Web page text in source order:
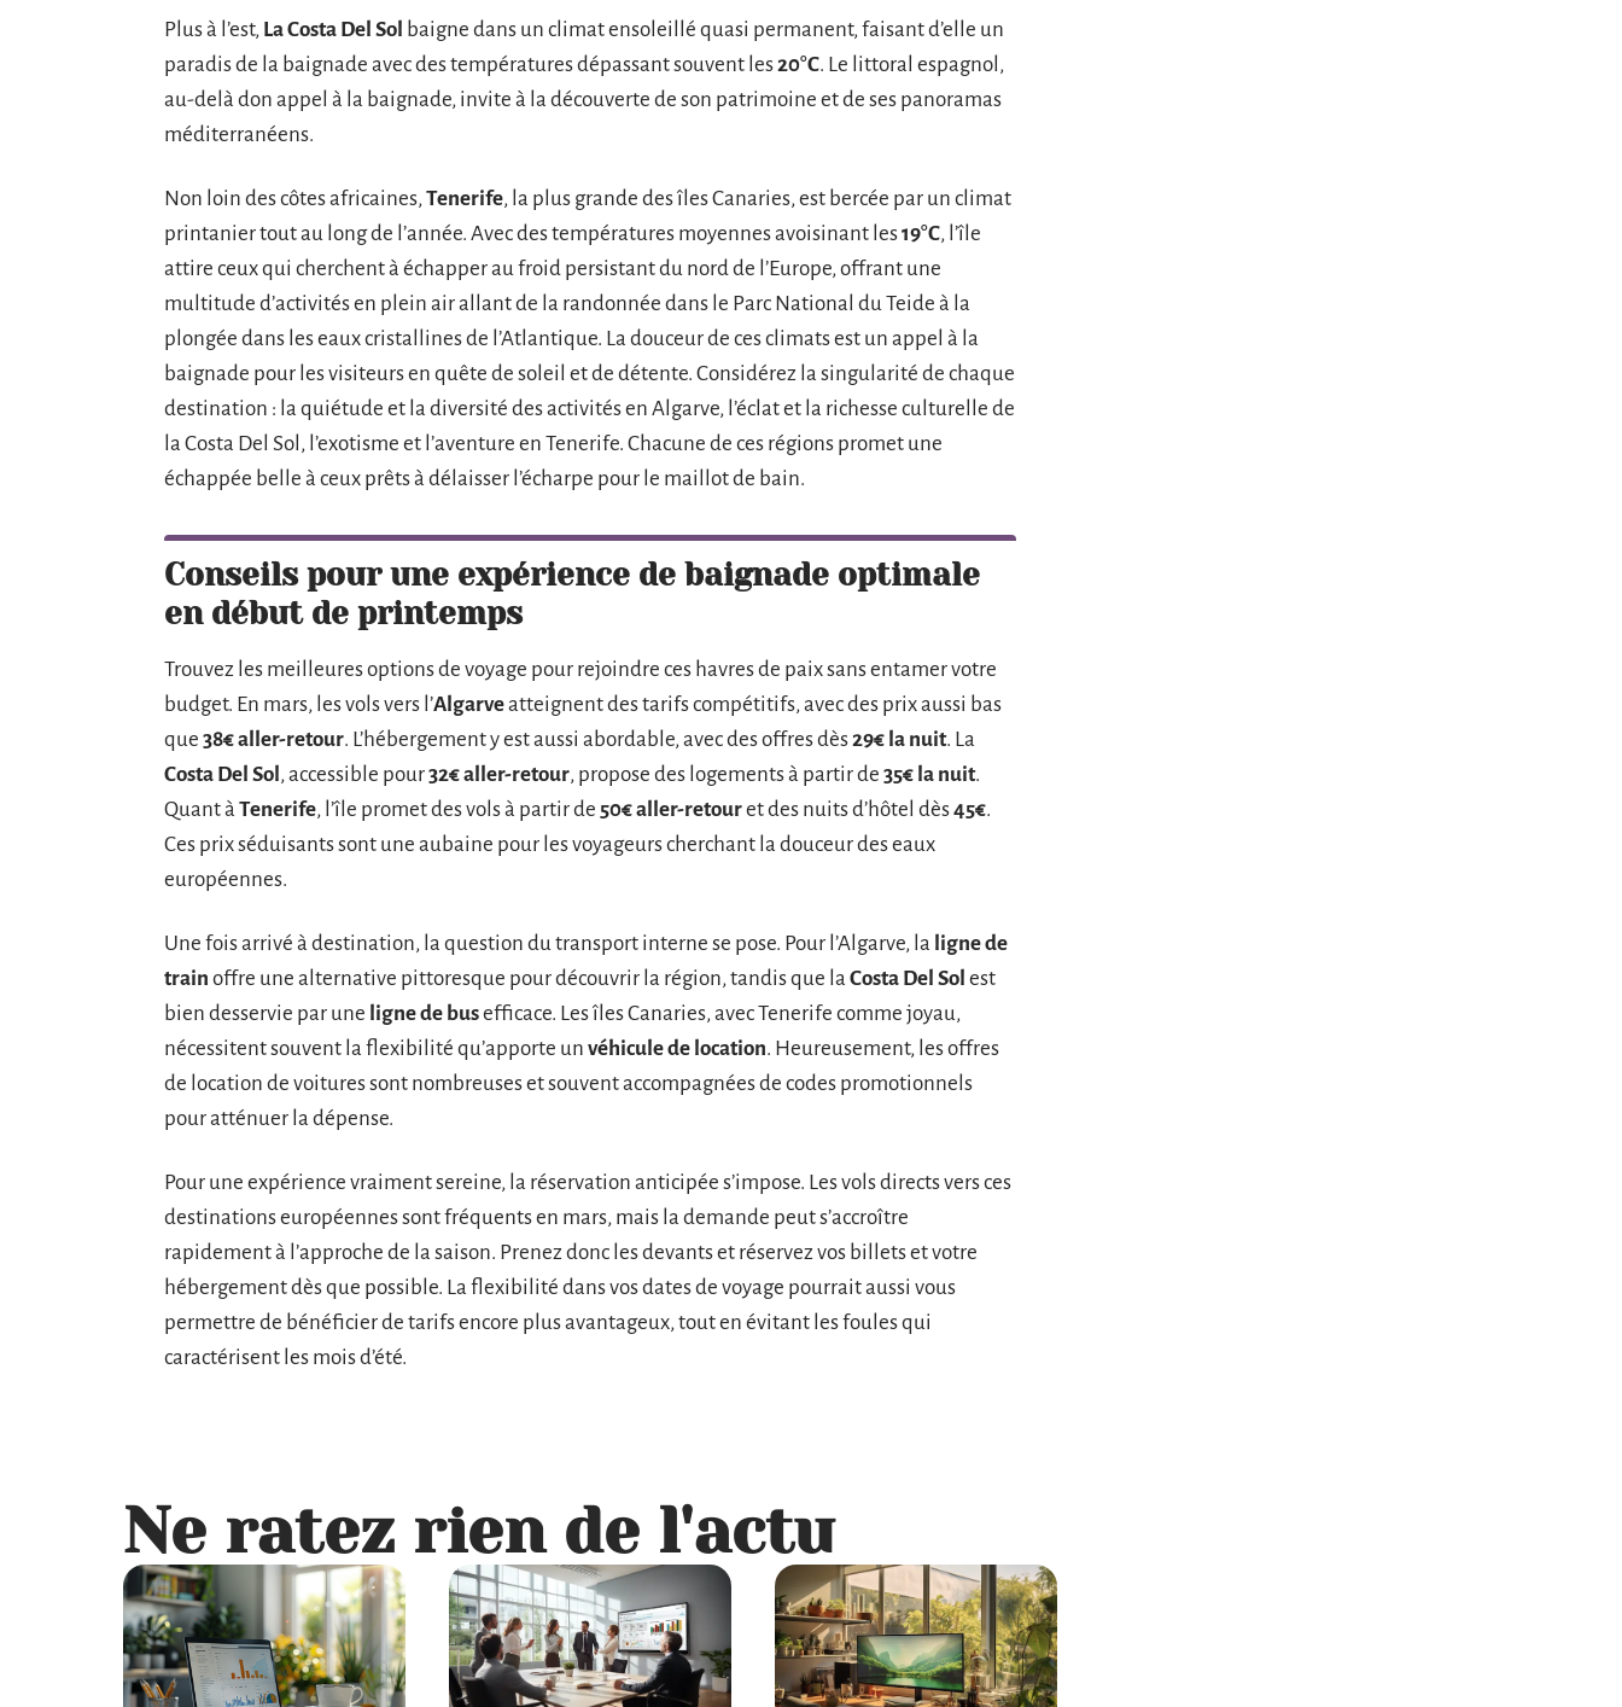
Plus à l’est, La Costa Del Sol baigne dans un climat ensoleillé quasi permanent, faisant d’elle un
paradis de la baignade avec des températures dépassant souvent les20°C. Le littoral espagnol,
au-delà don appel à la baignade, invite à la découverte de son patrimoine et de ses panoramas
méditerranéens.
Non loin des côtes africaines,Tenerife, la plus grande des îles Canaries, est bercée par un climat
printanier tout au long de l’année. Avec des températures moyennes avoisinant les19°C, l’île
attire ceux qui cherchent à échapper au froid persistant du nord de l’Europe, offrant une
multitude d’activités en plein air allant de la randonnée dans le Parc National du Teide à la
plongée dans les eaux cristallines de l’Atlantique. La douceur de ces climats est un appel à la
baignade pour les visiteurs en quête de soleil et de détente. Considérez la singularité de chaque
destination : la quiétude et la diversité des activités en Algarve, l’éclat et la richesse culturelle de
la Costa Del Sol, l’exotisme et l’aventure en Tenerife. Chacune de ces régions promet une
échappée belle à ceux prêts à délaisser l’écharpe pour le maillot de bain.
Conseils pour une expérience de baignade optimale
en début de printemps
Trouvez les meilleures options de voyage pour rejoindre ces havres de paix sans entamer votre
budget. En mars, les vols vers l’Algarveatteignent des tarifs compétitifs, avec des prix aussi bas
que 38€ aller-retour. L’hébergement y est aussi abordable, avec des offres dès29€ la nuit. La
Costa Del Sol, accessible pour32€ aller-retour, propose des logements à partir de 35€ la nuit.
Quant à Tenerife, l’île promet des vols à partir de 50€ aller-retouret des nuits d’hôtel dès45€.
Ces prix séduisants sont une aubaine pour les voyageurs cherchant la douceur des eaux
européennes.
Une fois arrivé à destination, la question du transport interne se pose. Pour l’Algarve, la ligne de
train offre une alternative pittoresque pour découvrir la région, tandis que la Costa Del Sol est
bien desservie par une ligne de busefficace. Les îles Canaries, avec Tenerife comme joyau,
nécessitent souvent la flexibilité qu’apporte un véhicule de location. Heureusement, les offres
de location de voitures sont nombreuses et souvent accompagnées de codes promotionnels
pour atténuer la dépense.
Pour une expérience vraiment sereine, la réservation anticipée s’impose. Les vols directs vers ces
destinations européennes sont fréquents en mars, mais la demande peut s’accroître
rapidement à l’approche de la saison. Prenez donc les devants et réservez vos billets et votre
hébergement dès que possible. La flexibilité dans vos dates de voyage pourrait aussi vous
permettre de bénéficier de tarifs encore plus avantageux, tout en évitant les foules qui
caractérisent les mois d’été.
Ne ratez rien de l'actu